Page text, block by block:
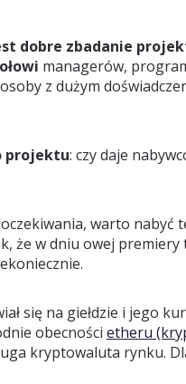
dobre zbadanie
managerów,
z dużym
projektu: czy daje
warto nabyć
że w dniu owej
się na giełdzie i jego
obecności etheru
kryptowaluta rynku.